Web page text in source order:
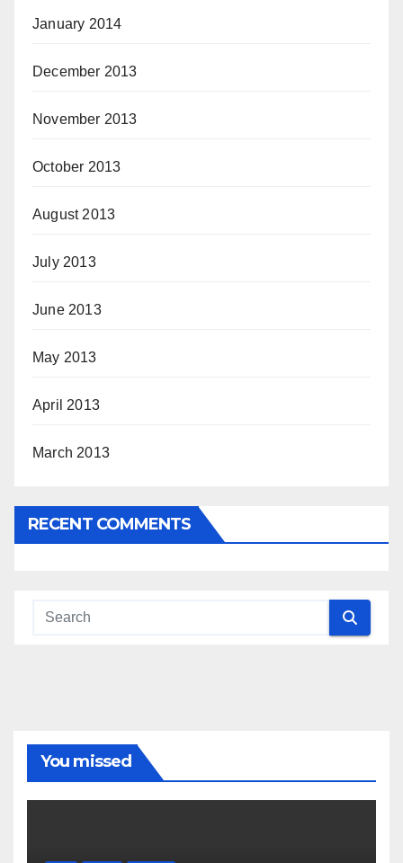
January 2014
December 2013
November 2013
October 2013
August 2013
July 2013
June 2013
May 2013
April 2013
March 2013
RECENT COMMENTS
You missed